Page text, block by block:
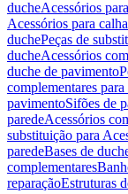
ducheAcessórios
Acessórios para
duchePeças de
ducheAcessórios
duche de pavimento
complementares
pavimentoSifões de
paredeAcessórios
substituição para
paredeBases de
complementares
reparaçãoEstruturas